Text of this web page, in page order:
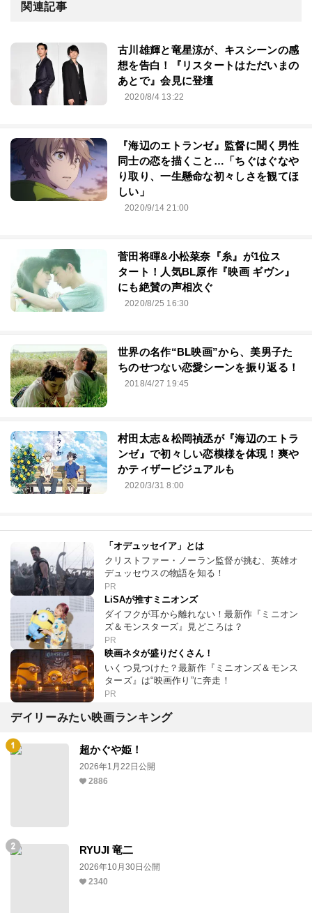
関連記事
古川雄輝と竜星涼が、キスシーンの感
想を告白！『リスタートはただいまの
あとで』会見に登壇
2020/8/4 13:22
『海辺のエトランゼ』監督に聞く男性
同士の恋を描くこと…「ちぐはぐなや
り取り、一生懸命な初々しさを観てほ
しい」
2020/9/14 21:00
菅田将暉&小松菜奈『糸』が1位ス
タート！人気BL原作『映画 ギヴン』
にも絶賛の声相次ぐ
2020/8/25 16:30
世界の名作“BL映画”から、美男子た
ちのせつない恋愛シーンを振り返る！
2018/4/27 19:45
村田太志＆松岡禎丞が『海辺のエトラ
ンゼ』で初々しい恋模様を体現！爽や
かティザービジュアルも
2020/3/31 8:00
「オデュッセイア」とは
クリストファー・ノーラン監督が挑む、英雄オ
デュッセウスの物語を知る！
PR
LiSAが推すミニオンズ
ダイフクが耳から離れない！最新作『ミニオン
ズ＆モンスターズ』見どころは？
PR
映画ネタが盛りだくさん！
いくつ見つけた？最新作『ミニオンズ＆モンス
ターズ』は“映画作り”に奔走！
PR
デイリーみたい映画ランキング
超かぐや姫！
2026年1月22日公開
2886
RYUJI 竜二
2026年10月30日公開
2340